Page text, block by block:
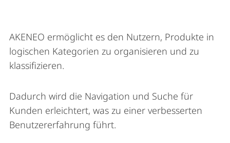
AKENEO ermöglicht es den Nutzern, Produkte in
logischen Kategorien zu organisieren und zu
klassifizieren.
Dadurch wird die Navigation und Suche für
Kunden erleichtert, was zu einer verbesserten
Benutzererfahrung führt.